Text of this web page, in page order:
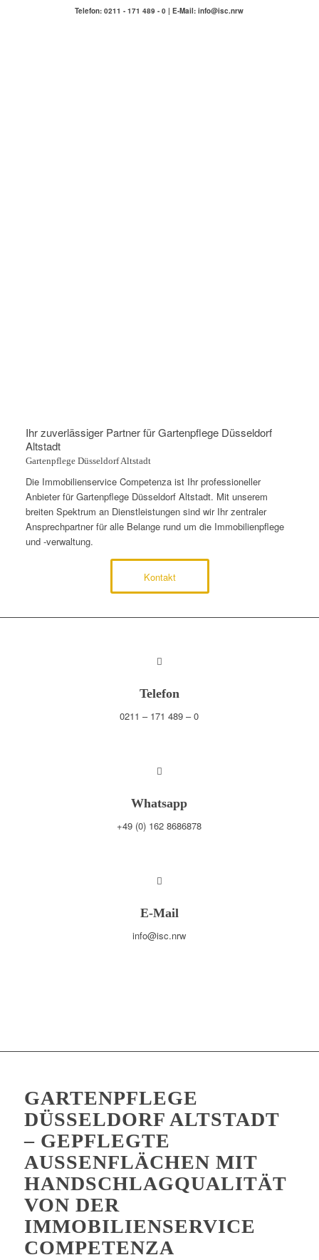
Telefon: 0211 - 171 489 - 0 | E-Mail: info@isc.nrw
Ihr zuverlässiger Partner für Gartenpflege Düsseldorf
Altstadt
Gartenpflege Düsseldorf Altstadt
Die Immobilienservice Competenza ist Ihr professioneller
Anbieter für Gartenpflege Düsseldorf Altstadt. Mit unserem
breiten Spektrum an Dienstleistungen sind wir Ihr zentraler
Ansprechpartner für alle Belange rund um die Immobilienpflege
und -verwaltung.
Kontakt
Telefon
0211 – 171 489 – 0
Whatsapp
+49 (0) 162 8686878
E-Mail
info@isc.nrw
GARTENPFLEGE
DÜSSELDORF ALTSTADT
– GEPFLEGTE
AUSSENFLÄCHEN MIT H
ANDSCHLAGQUALITÄT V
ON DER I
MMOBILIENSERVICE C
OMPETENZA